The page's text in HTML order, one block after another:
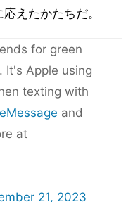
えたかたちだ。
for green
It's Apple using
texting with
and
at
21, 2023